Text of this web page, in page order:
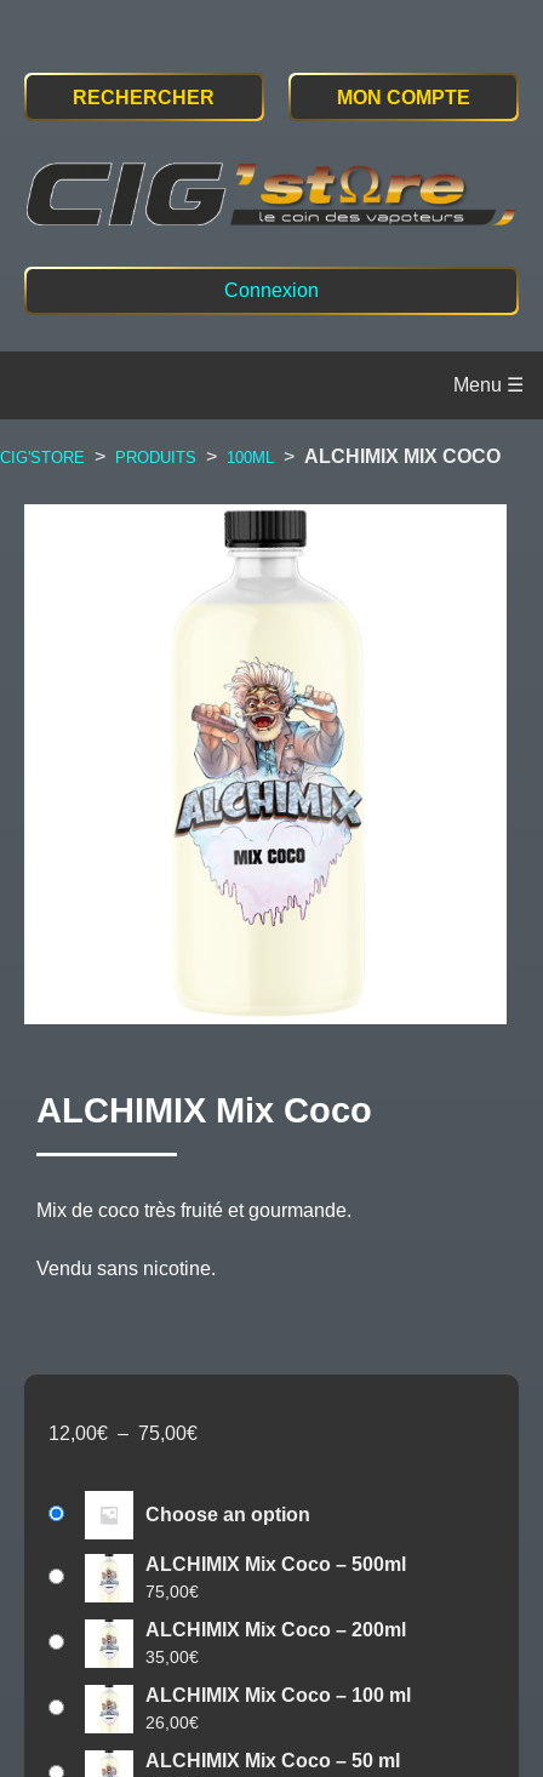
RECHERCHER MON COMPTE
Connexion
CIG'STORE > PRODUITS > 100ML > ALCHIMIX MIX COCO
ALCHIMIX Mix Coco
Mix de coco très fruité et gourmande.
Vendu sans nicotine.
12,00€ – 75,00€Plage
12,00€
75,00€
Choose an option
ALCHIMIX Mix Coco – 500ml
75,00€
ALCHIMIX Mix Coco – 200ml
35,00€
ALCHIMIX Mix Coco – 100 ml
26,00€
ALCHIMIX Mix Coco – 50 ml